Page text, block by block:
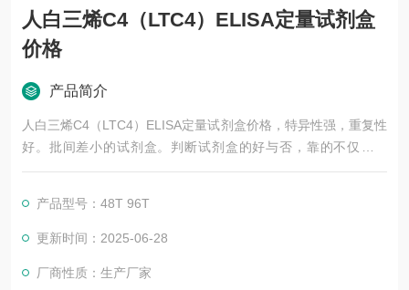
人白三烯C4（LTC4）ELISA定量试剂盒
价格
产品简介
人白三烯C4（LTC4）ELISA定量试剂盒价格，特异性强，重复性
好。批间差小的试剂盒。判断试剂盒的好与否，靠的不仅是广
告，更应该是靠过硬的技术，稳定的质量，良好的口碑，*的售
各大高校和研究所合作品牌。期待合作共赢。
产品型号：48T 96T
更新时间：2025-06-28
厂商性质：生产厂家